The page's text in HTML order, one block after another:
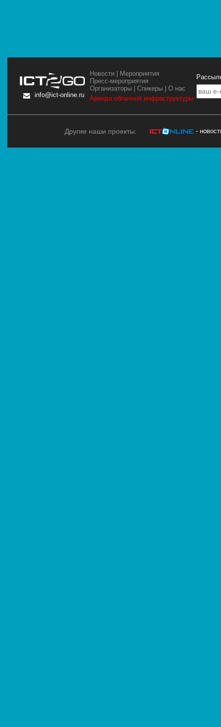
info@ict-online.ru
Новости | Мероприятия
Пресс-мероприятия
Организаторы |Спикеры |О нас
Аренда облачной инфраструктуры
Другие наши проекты: -